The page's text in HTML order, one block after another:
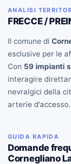
ANALISI
FRECCE /
Il comune di
esclusive per le
Con 59 impianti
interagire
nevralgici della
arterie d'accesso.
GUIDA RAPIDA
Domande
Cornegliano